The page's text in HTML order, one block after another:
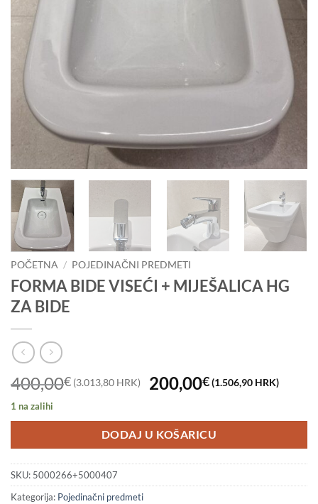
POČETNA / POJEDINAČNI PREDMETI
FORMA BIDE VISEĆI + MIJEŠALICA HG
ZA BIDE
400,00€ (3.013,80 HRK)
Izvorna
cijena
bila
je:
400,00€
(3.013,80
HRK).
200,00€(1.506,90 HRK)
je:
1 na zalihi
DODAJ U KOŠARICU
SKU: 5000266+5000407
Kategorija: Pojedinačni predmeti